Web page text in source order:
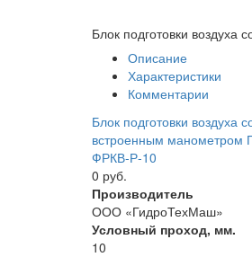
Блок подготовки
Описание
Характеристики
Комментарии
Блок подготовки воздуха
встроенным манометром
ФРКВ-Р-10
0 руб.
Производитель
ООО «ГидроТехМаш»
Условный проход, мм.
10